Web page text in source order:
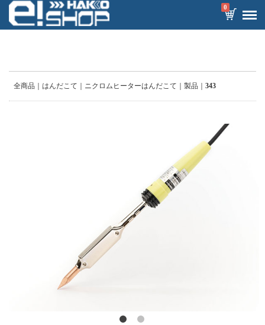
0
全商品 はんだこて ニクロムヒーターはんだこて 製品 343